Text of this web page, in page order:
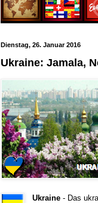
Dienstag, 26. Januar 2016
Ukraine: Jamala,
Ukraine- Das